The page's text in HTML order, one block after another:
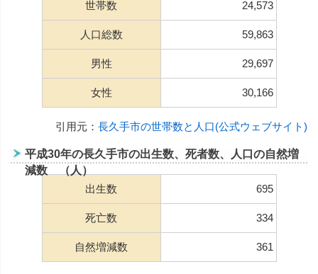
世帯数 24,573
人口総数 59,863
男性 29,697
女性 30,166
引用元： 長久手市の世帯数と人口(公式ウェブサイト)
平成30年の長久手市の出生数、死者数、人口の自然増
減数 （人）
出生数
695
死亡数 334
自然増減数 361